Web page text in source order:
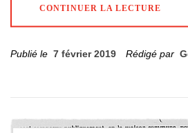
CONTINUER LA LECTURE
Publié le 7 février 2019 Rédigé par